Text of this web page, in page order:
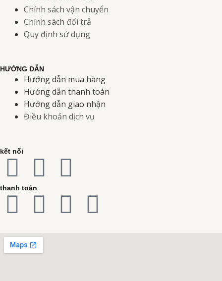
Chính sách vận chuyển
Chính sách đổi trả
Quy định sử dụng
HƯỚNG DẪN
Hướng dẫn mua hàng
Hướng dẫn thanh toán
Hướng dẫn giao nhận
Điều khoản dịch vụ
kết nối
F
a
c
e
I
n
s
t
Y
o
u
thanh toán
C
c
-
C
c
-
C C